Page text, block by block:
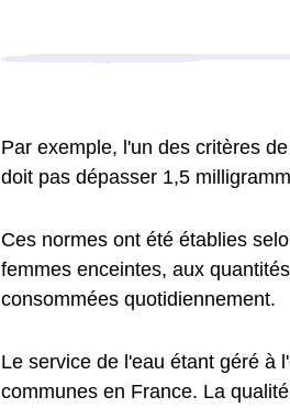
Par exemple, l'un des critères
doit pas dépasser 1,5
Ces normes ont été établies
femmes enceintes, aux
consommées quotidiennement.
Le service de l'eau étant géré à
communes en France. La